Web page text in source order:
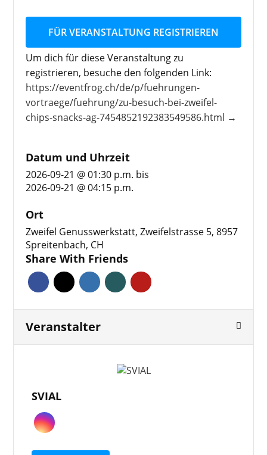
FÜR VERANSTALTUNG REGISTRIEREN
Um dich für diese Veranstaltung zu
registrieren, besuche den folgenden Link:
https://eventfrog.ch/de/p/fuehrungen-
vortraege/fuehrung/zu-besuch-bei-zweifel-
chips-snacks-ag-7454852192383549586.html →
Datum und Uhrzeit
2026-09-21 @ 01:30 p.m. bis
2026-09-21 @ 04:15 p.m.
Ort
Zweifel Genusswerkstatt, Zweifelstrasse 5, 8957
Spreitenbach, CH
Share With Friends
Veranstalter
SVIAL